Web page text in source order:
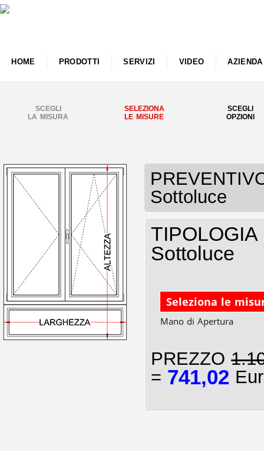
HOME PRODOTTI SERVIZI VIDEO AZIENDA
SCEGLI
LA MISURA
SELEZIONA
LE MISURE
SCEGLI
OPZIONI
Sottoluce
Sottoluce
Seleziona le
Mano di Apertura
PREZZO
= 741,02